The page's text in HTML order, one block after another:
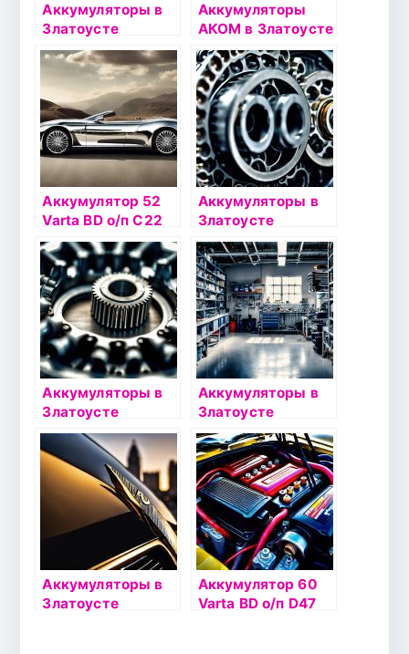
Аккумуляторы в
Златоусте
Аккумуляторы
АКОМ в Златоусте
Аккумулятор 52
Varta BD о/п С22
(552 400)
Аккумуляторы в
Златоусте
Аккумуляторы в
Златоусте
Аккумуляторы в
Златоусте
Аккумуляторы в
Златоусте
Аккумулятор 60
Varta BD о/п D47